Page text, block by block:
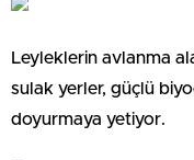
Leyleklerin avlanma
sulak yerler, güçlü
doyurmaya yetiyor.